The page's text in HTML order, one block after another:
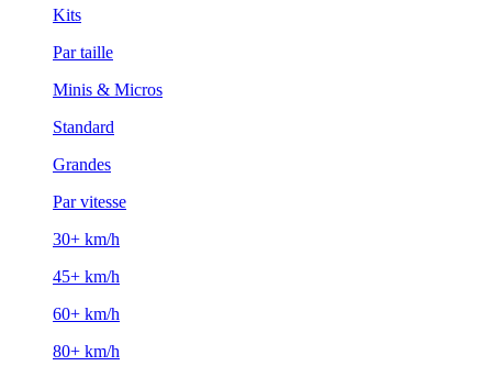
Kits
Par taille
Minis & Micros
Standard
Grandes
Par vitesse
30+ km/h
45+ km/h
60+ km/h
80+ km/h